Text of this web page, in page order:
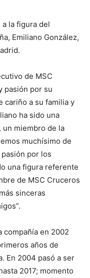
la figura del
Emiliano González,
de MSC
pasión por su
cariño a su familia y
ha sido una
un miembro de la
muchísimo de
por los
una figura referente
de MSC Cruceros
sinceras
compañía en 2002
años de
En 2004 pasó a ser
2017; momento